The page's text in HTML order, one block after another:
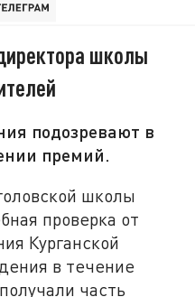
школы
подозревают в
премий.
школы
проверка от
Курганской
в течение
часть